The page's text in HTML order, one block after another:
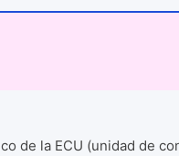
de la ECU (unidad de